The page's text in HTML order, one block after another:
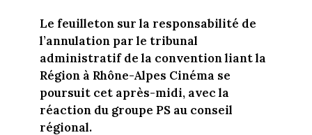
Le feuilleton sur la responsabilité de
l’annulation par le tribunal
administratif de la convention liant la
Région à Rhône-Alpes Cinéma se
poursuit cet après-midi, avec la
réaction du groupe PS au conseil
régional.